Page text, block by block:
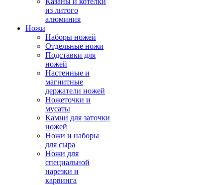
из литого
алюминия
Ножи
Наборы ножей
Отдельные ножи
Подставки для
ножей
Настенные и
магнитные
держатели ножей
Ножеточки и
мусаты
Камни для заточки
ножей
Ножи и наборы
для сыра
Ножи для
специальной
нарезки и
карвинга